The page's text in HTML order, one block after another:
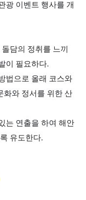
광 이벤트 행사를 개
담의 정취를 느끼
이 필요하다.
법으로 올래 코스와
화와 정서를 위한 산
는 연출을 하여 해안
유도한다.